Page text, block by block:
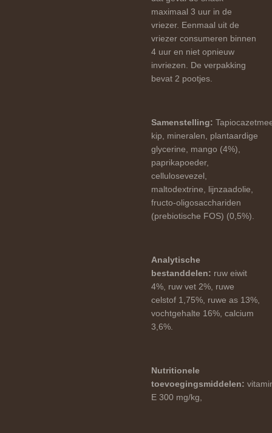
maximaal 3 uur in de
vriezer. Eenmaal uit de
vriezer consumeren binnen
4 uur en niet opnieuw
invriezen. De verpakking
bevat 2 pootjes.
Samenstelling:
kip, mineralen, plantaardige
glycerine, mango (4%),
paprikapoeder,
cellulosevezel,
maltodextrine, lijnzaadolie,
fructo-oligosacchariden
(prebiotische FOS) (0,5%).
Analytische
bestanddelen: ruw eiwit
4%, ruw vet 2%, ruwe
celstof 1,75%, ruwe as 13%,
vochtgehalte 16%, calcium
3,6%.
Nutritionele
toevoegingsmiddelen:
E 300 mg/kg,